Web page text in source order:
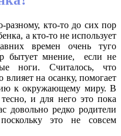
разному, кто-то до сих пор
а кто-то не использует
времен очень туго
бытует мнение, если не
ноги. Считалось, что
влияет на осанку, помогает
к окружающему миру. В
и для него это пока
довольно редко родители
это не совсем